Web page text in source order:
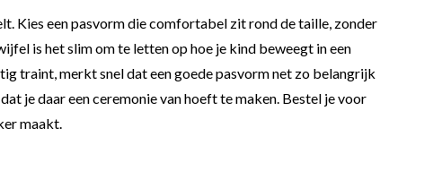
Kies een pasvorm die comfortabel zit rond de taille, zonder
is het slim om te letten op hoe je kind beweegt in een
traint, merkt snel dat een goede pasvorm net zo belangrijk
je daar een ceremonie van hoeft te maken. Bestel je voor
maakt.